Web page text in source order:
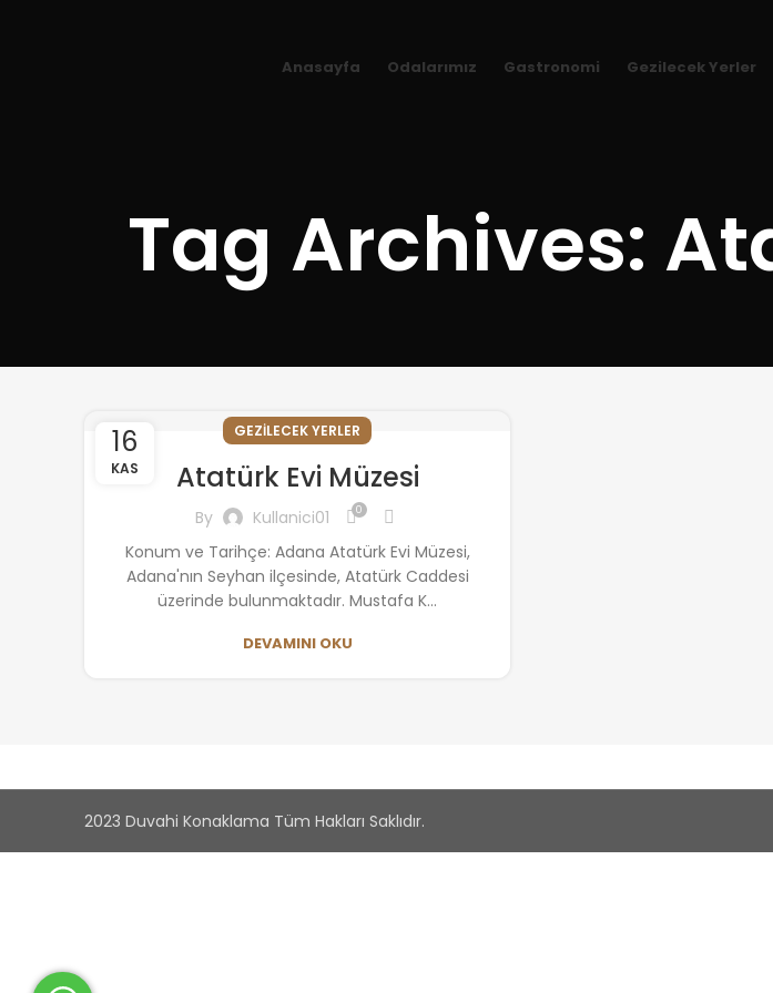
Anasayfa Odalarımız Gastronomi Gezilecek Yerler
Tag Archives:
16
KAS
GEZILECEK YERLER
Atatürk Evi Müzesi
By Kullanici01 0
Konum ve Tarihçe: Adana Atatürk Evi Müzesi,
Adana'nın Seyhan ilçesinde, Atatürk Caddesi
üzerinde bulunmaktadır. Mustafa K...
DEVAMINI OKU
2023 Duvahi Konaklama Tüm Hakları Saklıdır.